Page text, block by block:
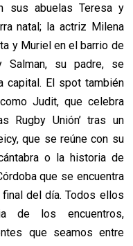
sus abuelas Teresa y
natal; la actriz Milena
y Muriel en el barrio de
Salman, su padre, se
capital. El spot también
Judit, que celebra
Rugby Unión’ tras un
que se reúne con su
o la historia de
que se encuentra
del día. Todos ellos
de los encuentros,
que seamos entre